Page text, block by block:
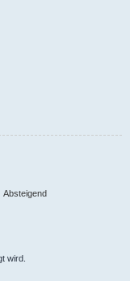
Absteigend
wird.